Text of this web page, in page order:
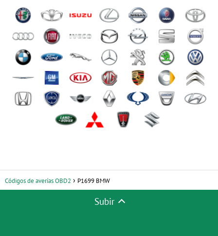
Códigos de averías OBD2 P1699 BMW
Subir